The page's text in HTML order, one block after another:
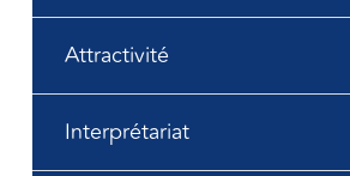
Attractivité
Interprétariat